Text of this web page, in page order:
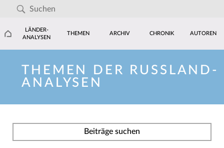
LÄNDER-
ANALYSEN
THEMEN ARCHIV CHRONIK AUTOREN
THEMEN DER RUSSLAND-
ANALYSEN
Beiträge suchen